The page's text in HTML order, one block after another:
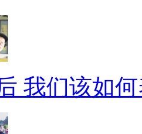
天供参观，以此
村的口罩业始
，2000年后，沙
续“利好”。
我们该如